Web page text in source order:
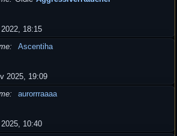
18:15
Ascentiha
2025, 19:09
aurorrraaaa
10:40